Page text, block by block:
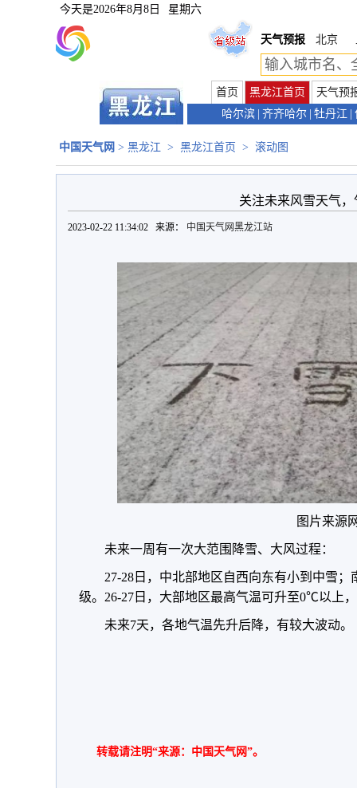
今天是2026年8月8日 星期六
天气预报 北京
首页 黑龙江首页
天气预
哈尔滨 齐齐哈尔 牡丹江
中国天气网 > 黑龙江 > 黑龙江首页 > 滚动图
关注未来风雪天气
2023-02-22 11:34:02 来源： 中国天气网黑龙江站
图片来源
未来一周有一次大范围降雪、大风过程：
27-28日，中北部地区自西向东有小到中雪
级。26-27日，大部地区最高气温可升至0℃以上
未来7天，各地气温先升后降，有较大波动。
转载请注明“来源：中国天气网”。